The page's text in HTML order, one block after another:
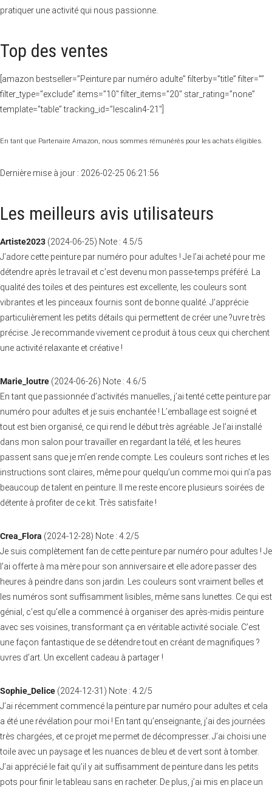
pratiquer une activité qui nous passionne.
Top des ventes
[amazon bestseller=”Peinture par numéro adulte” filterby=”title” filter=””
filter_type=”exclude” items=”10″ filter_items=”20″ star_rating=”none”
template=”table” tracking_id=”lescalin4-21″]
En tant que Partenaire Amazon, nous sommes rémunérés pour les achats éligibles.
Dernière mise à jour : 2026-02-25 06:21:56
Les meilleurs avis utilisateurs
Artiste2023 (2024-06-25) Note : 4.5/5
J’adore cette peinture par numéro pour adultes ! Je l’ai acheté pour me
détendre après le travail et c’est devenu mon passe-temps préféré. La
qualité des toiles et des peintures est excellente, les couleurs sont
vibrantes et les pinceaux fournis sont de bonne qualité. J’apprécie
particulièrement les petits détails qui permettent de créer une ?uvre très
précise. Je recommande vivement ce produit à tous ceux qui cherchent
une activité relaxante et créative !
Marie_loutre (2024-06-26) Note : 4.6/5
En tant que passionnée d’activités manuelles, j’ai tenté cette peinture par
numéro pour adultes et je suis enchantée ! L’emballage est soigné et
tout est bien organisé, ce qui rend le début très agréable. Je l’ai installé
dans mon salon pour travailler en regardant la télé, et les heures
passent sans que je m’en rende compte. Les couleurs sont riches et les
instructions sont claires, même pour quelqu’un comme moi qui n’a pas
beaucoup de talent en peinture. Il me reste encore plusieurs soirées de
détente à profiter de ce kit. Très satisfaite !
Crea_Flora (2024-12-28) Note : 4.2/5
Je suis complètement fan de cette peinture par numéro pour adultes ! Je
l’ai offerte à ma mère pour son anniversaire et elle adore passer des
heures à peindre dans son jardin. Les couleurs sont vraiment belles et
les numéros sont suffisamment lisibles, même sans lunettes. Ce qui est
génial, c’est qu’elle a commencé à organiser des après-midis peinture
avec ses voisines, transformant ça en véritable activité sociale. C’est
une façon fantastique de se détendre tout en créant de magnifiques ?
uvres d’art. Un excellent cadeau à partager !
Sophie_Delice (2024-12-31 ) Note : 4.2/5
J’ai récemment commencé la peinture par numéro pour adultes et cela
a été une révélation pour moi ! En tant qu’enseignante, j’ai des journées
très chargées, et ce projet me permet de décompresser. J’ai choisi une
toile avec un paysage et les nuances de bleu et de vert sont à tomber.
J’ai apprécié le fait qu’il y ait suffisamment de peinture dans les petits
pots pour finir le tableau sans en racheter. De plus, j’ai mis en place un